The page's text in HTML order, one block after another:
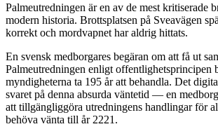
Palmeutredningen är en av de mest kritiserade
modern historia. Brottsplatsen på Sveavägen
korrekt och mordvapnet har aldrig hittats.
En svensk medborgares begäran om att få ut
Palmeutredningen enligt offentlighetsprincipen
myndigheterna ta 195 år att behandla. Det
svaret på denna absurda väntetid — en
att tillgängliggöra utredningens handlingar för
behöva vänta till år 2221.